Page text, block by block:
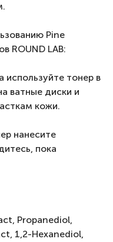
Pine
ROUND LAB:
тонер в
ватные диски и
кожи.
нанесите
пока
Propanediol,
1,2-Hexanediol,